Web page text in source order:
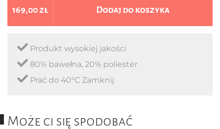
169,00 zł Dodaj do koszyka
Produkt wysokiej jakości
80% bawełna, 20% poliester
Prać do 40°C Zamknij
Może ci się spodobać